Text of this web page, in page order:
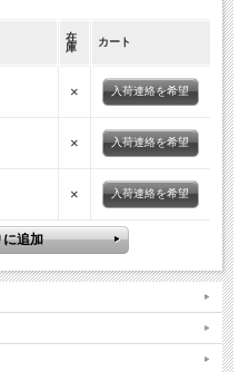
在
庫
カート
× 入荷連絡を希望
× 入荷連絡を希望
× 入荷連絡を希望